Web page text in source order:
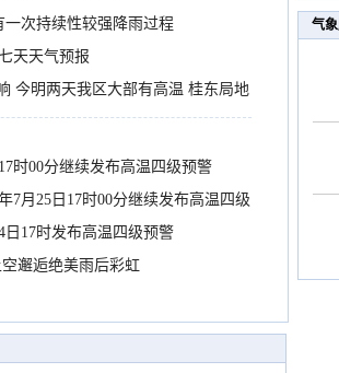
一次持续性较强降雨过程
天天气预报
今明两天我区大部有高温 桂东局地
时00分继续发布高温四级预警
7月25日17时00分继续发布高温四级
日17时发布高温四级预警
邂逅绝美雨后彩虹
气